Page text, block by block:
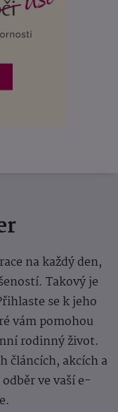
na každý den,
Takový je
se k jeho
vám pomohou
rodinný život.
článcích, akcích a
ve vaší e-